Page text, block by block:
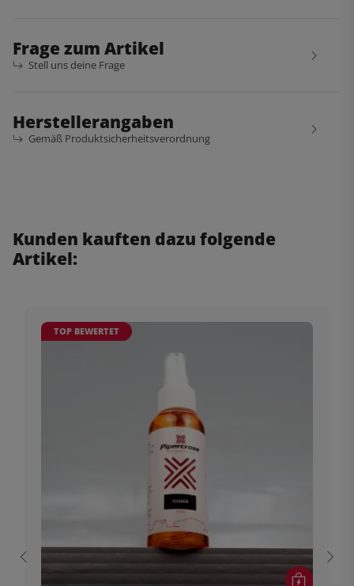
Frage zum Artikel
Stell uns deine Frage
Herstellerangaben
Gemäß Produktsicherheitsverordnung
Kunden kauften dazu folgende
Artikel:
TOP BEWERTET